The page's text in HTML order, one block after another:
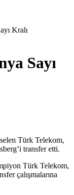
Kralı
Sayı
Türk Telekom,
transfer etti.
Türk Telekom,
çalışmalarına